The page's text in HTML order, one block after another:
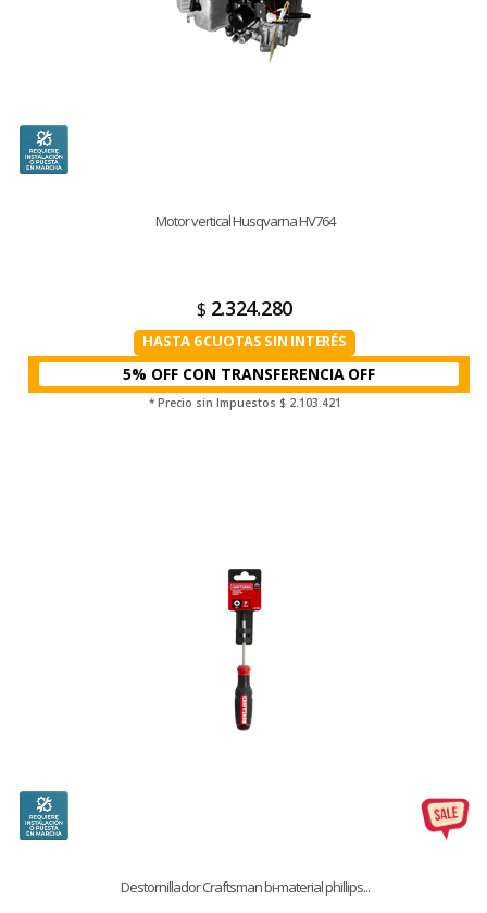
Motor vertical Husqvarna HV764
$ 2.324.280
HASTA 6 CUOTAS SIN INTERÉS
5% OFF CON TRANSFERENCIA
* Precio sin Impuestos $ 2.103.421
Destornillador Craftsman bi-material phillips...